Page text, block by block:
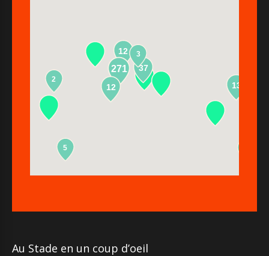
12
271
13
37
2
5
12
3
Au Stade en un coup d’oeil